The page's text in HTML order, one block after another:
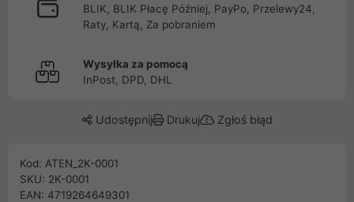
BLIK, BLIK Płacę Później, PayPo, Przelewy24,
Raty, Kartą, Za pobraniem
Wysyłka za pomocą
InPost, DPD, DHL
Udostępnij Drukuj Zgłoś błąd
Kod: ATEN_2K-0001
SKU: 2K-0001
EAN: 4719264649301